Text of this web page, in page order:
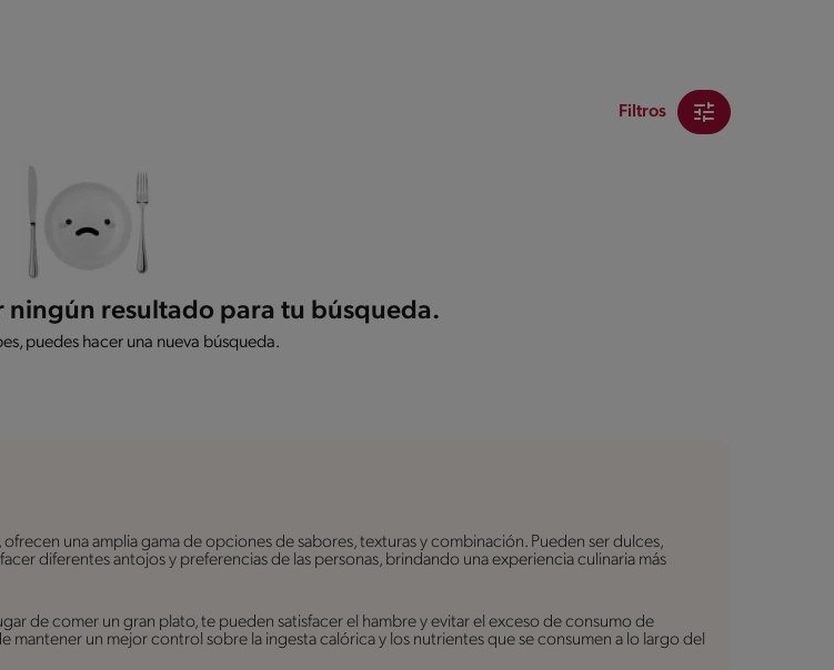
Filtros
ningún resultado para tu búsqueda.
puedes hacer una nueva búsqueda.
una amplia gama de opciones de sabores, texturas y combinación. Pueden ser dulces,
diferentes antojos y preferencias de las personas, brindando una experiencia culinaria más
de comer un gran plato, te pueden satisfacer el hambre y evitar el exceso de consumo de
mantener un mejor control sobre la ingesta calórica y los nutrientes que se consumen a lo largo del